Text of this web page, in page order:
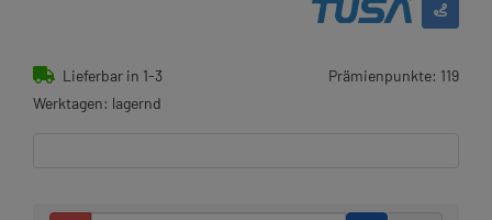
Lieferbar in 1-3
Werktagen: lagernd
Prämienpunkte: 119